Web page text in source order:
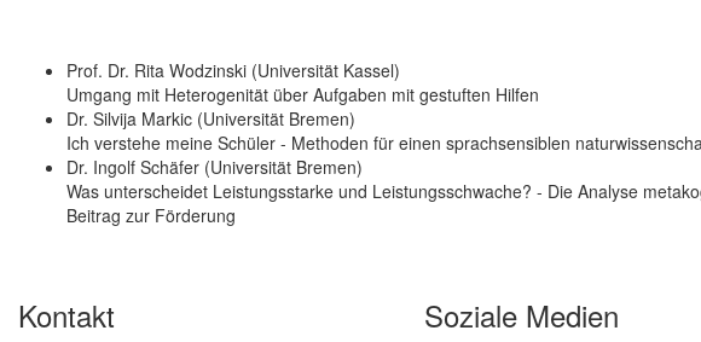
Prof. Dr. Rita Wodzinski (Universität Kassel)
Umgang mit Heterogenität über Aufgaben mit gestuften Hilfen
Dr. Silvija Markic (Universität Bremen)
Ich verstehe meine Schüler - Methoden für einen sprachsensiblen
Dr. Ingolf Schäfer (Universität Bremen)
Was unterscheidet Leistungsstarke und Leistungsschwache? - Die Analyse
Beitrag zur Förderung
Kontakt Soziale Medien